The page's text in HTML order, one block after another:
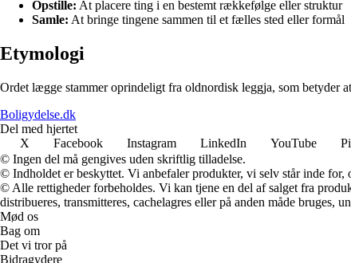
Opstille: At placere ting i en bestemt rækkefølge eller struktur
Samle: At bringe tingene sammen til et fælles sted eller formål
Etymologi
Ordet lægge stammer oprindeligt fra oldnordisk leggja, som betyder
Boligydelse.dk
Del med hjertet
X
Facebook Instagram LinkedIn YouTube
© Ingen del må gengives uden skriftlig tilladelse.
© Indholdet er beskyttet. Vi anbefaler produkter, vi selv står inde for,
© Alle rettigheder forbeholdes. Vi kan tjene en del af salget fra
distribueres, transmitteres, cachelagres eller på anden måde bruges,
Mød os
Bag om
Det vi tror på
Bidragydere